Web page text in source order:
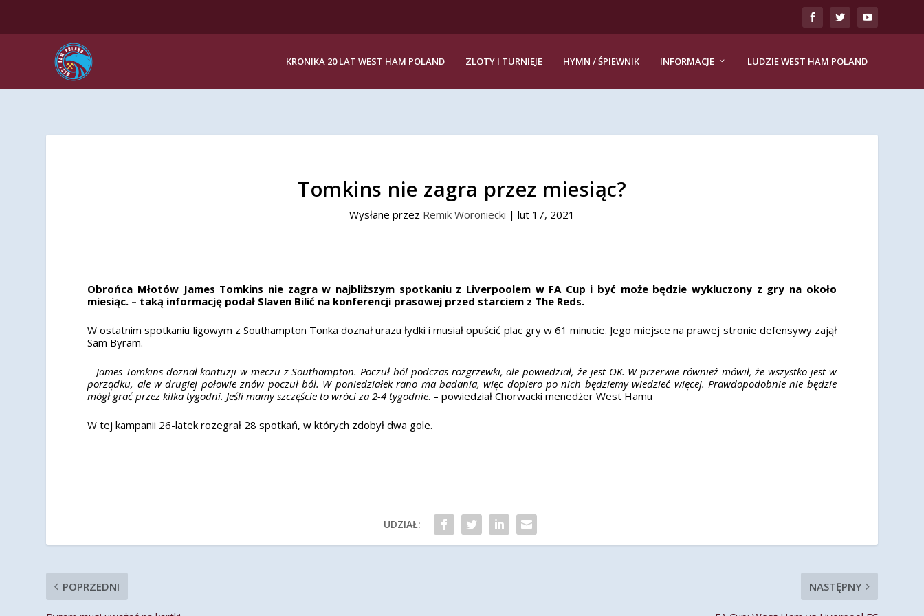
KRONIKA 20 LAT WEST HAM POLAND ZLOTY I TURNIEJE HYMN / ŚPIEWNIK INFORMACJE LUDZIE WEST HAM POLAND
Tomkins nie zagra przez miesiąc?
Wysłane przez Remik Woroniecki | lut 17, 2021
Obrońca Młotów James Tomkins nie zagra w najbliższym spotkaniu z Liverpoolem w FA Cup i być może będzie wykluczony z gry na około
miesiąc. – taką informację podał Slaven Bilić na konferencji prasowej przed starciem z The Reds.
W ostatnim spotkaniu ligowym z Southampton Tonka doznał urazu łydki i musiał opuścić plac gry w 61 minucie. Jego miejsce na prawej stronie defensywy zajął
Sam Byram.
– James Tomkins doznał kontuzji w meczu z Southampton. Poczuł ból podczas rozgrzewki, ale powiedział, że jest OK. W przerwie również mówił, że wszystko jest w
porządku, ale w drugiej połowie znów poczuł ból. W poniedziałek rano ma badania, więc dopiero po nich będziemy wiedzieć więcej. Prawdopodobnie nie będzie
mógł grać przez kilka tygodni. Jeśli mamy szczęście to wróci za 2-4 tygodnie. – powiedział Chorwacki menedżer West Hamu
W tej kampanii 26-latek rozegrał 28 spotkań, w których zdobył dwa gole.
UDZIAŁ:
POPRZEDNI NASTĘPNY